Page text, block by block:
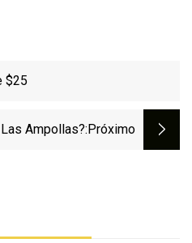
$25
Ampollas?:próximo